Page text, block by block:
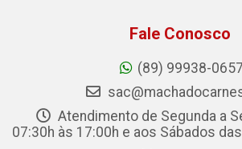
Fale Conosco
(89) 99938-0657
Atendimento de Segunda a
07:30h às 17:00h e aos Sábados